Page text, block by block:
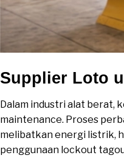
Supplier Loto
Dalam industri alat berat,
maintenance. Proses
melibatkan energi listrik,
penggunaan lockout